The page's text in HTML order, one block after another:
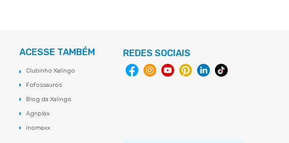
ACESSE TAMBÉM
Clubinho Xalingo
Fofossauros
Blog da Xalingo
Agriplax
Inomaxx
REDES SOCIAIS